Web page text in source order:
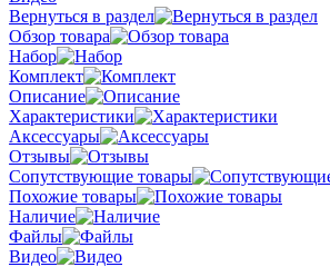
Вернуться в раздел
Обзор товара
Набор
Комплект
Описание
Характеристики
Аксессуары
Отзывы
Сопутствующие товары
Похожие товары
Наличие
Файлы
Видео